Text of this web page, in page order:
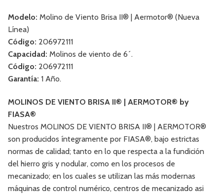
Modelo: Molino de Viento Brisa II® | Aermotor® (Nueva
Línea)
Código: 206972111
Capacidad: Molinos de viento de 6´.
Código: 206972111
Garantía: 1 Año.
MOLINOS DE VIENTO BRISA II® | AERMOTOR® by
FIASA®
Nuestros MOLINOS DE VIENTO BRISA II® | AERMOTOR®
son producidos íntegramente por FIASA®, bajo estrictas
normas de calidad; tanto en lo que respecta a la fundición
del hierro gris y nodular, como en los procesos de
mecanizado; en los cuales se utilizan las más modernas
máquinas de control numérico, centros de mecanizado asi